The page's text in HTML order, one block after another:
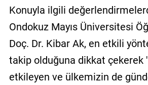
Konuyla ilgili
Ondokuz Mayıs Üniversitesi
Doç. Dr. Kibar Ak, en etkili
takip olduğuna dikkat çekerek
etkileyen ve ülkemizin de